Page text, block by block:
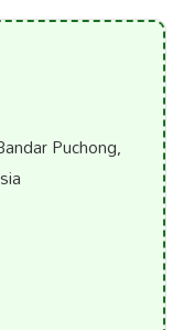
Puchong,